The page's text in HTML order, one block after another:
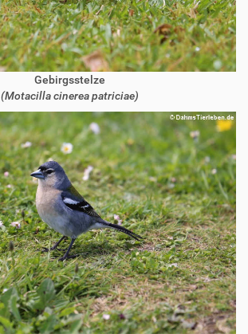
Gebirgsstelze
(Motacilla cinerea patriciae)